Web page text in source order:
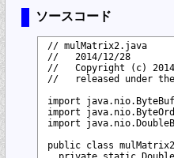
ソースコード
// mulMatrix2.java
//   2014/12/28
//   Copyright (c)
//   released under the
import
import
import
public class